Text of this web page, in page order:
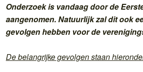
Onderzoek is vandaag door de
aangenomen. Natuurlijk zal dit ook
gevolgen hebben voor de
De belangrijke gevolgen staan